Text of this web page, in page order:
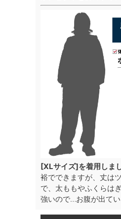
[XLサイズ]を着用しま
裕でできますが、丈は
で、太ももやふくらは
強いので…お腹が出てい